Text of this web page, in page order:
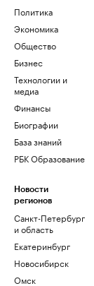
Политика
Экономика
Общество
Бизнес
Технологии и
медиа
Финансы
Биографии
База знаний
РБК Образование
Новости
регионов
Санкт-Петербург
и область
Екатеринбург
Новосибирск
Омск